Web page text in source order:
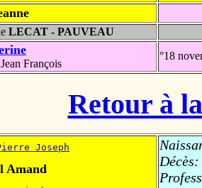
LECAT - PAUVEAU
François
°18
Retour à
Joseph
Amand
Décès: